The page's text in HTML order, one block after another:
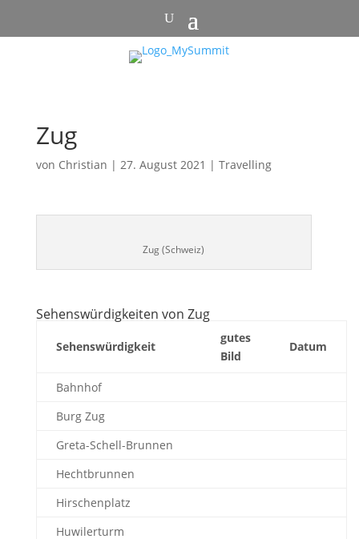
Zug
von Christian | 27. August 2021 | Travelling
Zug (Schweiz)
Sehenswürdigkeiten von Zug
Sehenswürdigkeit
gutes
Bild
Datum
Bahnhof
Burg Zug
Greta-Schell-Brunnen
Hechtbrunnen
Hirschenplatz
Huwilerturm